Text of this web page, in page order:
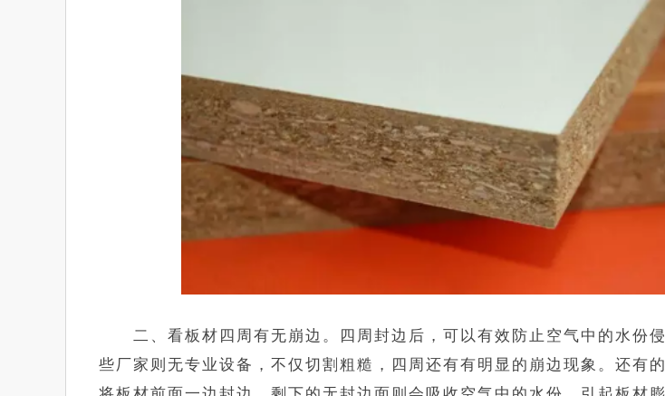
二、看板材四周有无崩边。四周封边后，可以有效防止空气中的水份
些厂家则无专业设备，不仅切割粗糙，四周还有有明显的崩边现象。还有